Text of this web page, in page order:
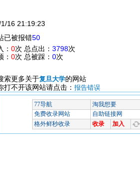
16 21:19:23
已被报错50
： 0次 总点出： 3798次
： 0次 总被踩： 0次
索更多关于复旦大学的网站
打不开该网站请点击： 报告错误